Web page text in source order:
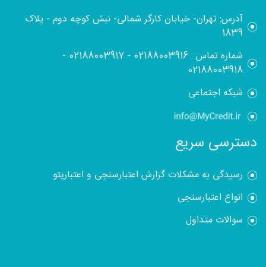
آدرس: تهران- خیابان کارگر شمالی- نبش کوچه دوم - پلاک
1839
شماره تماس :02188003916
-
02188003917
-
02188003918
شبکه اجتماعی
دسترسی سریع
رسیدگی به مشکلات گزارش اعتبارسنجی و اعتباریتو
انواع اعتبارسنجی
سوالات متداول